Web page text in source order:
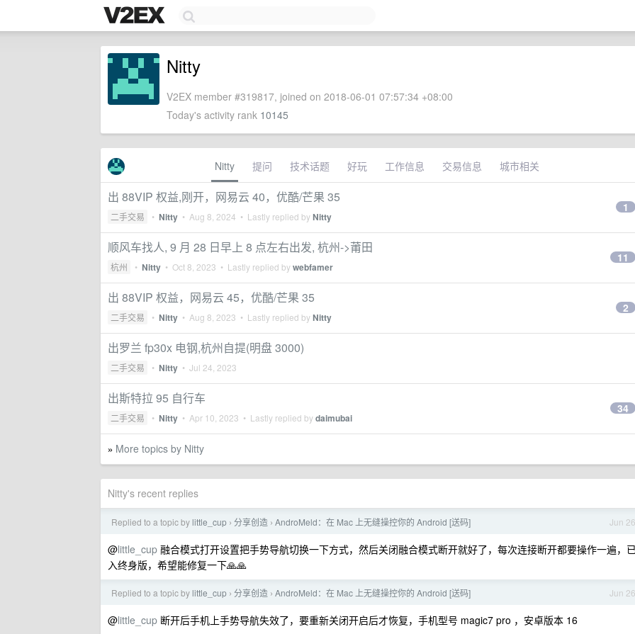
Nitty
V2EX member #319817, joined on 2018-06-01 07:57:34 +08:00
Today's activity rank 10145
Nitty 提问 技术话题 好玩 工作信息 交易信息 城市相关
出 88VIP 权益,刚开，网易云 40，优酷/芒果 35
二手交易 • Nitty • Aug 8, 2024 • Lastly replied byNitty
1
顺风车找人, 9 月 28 日早上 8 点左右出发, 杭州->莆田
杭州 • Nitty • Oct 8, 2023 • Lastly replied bywebfamer
11
出 88VIP 权益，网易云 45，优酷/芒果 35
二手交易 • Nitty • Aug 8, 2023 • Lastly replied byNitty
2
出罗兰 fp30x 电钢,杭州自提(明盘 3000)
二手交易 • Nitty • Jul 24, 2023
出斯特拉 95 自行车
二手交易 • Nitty • Apr 10, 2023 • Lastly replied bydaimubai
34
» More topics by Nitty
Nitty's recent replies
Jun 26
Replied to a topic by little_cup › 分享创造 › AndroMeld：在 Mac 上无缝操控你的 Android [送码]
@little_cup 融合模式打开设置把手势导航切换一下方式，然后关闭融合模式断开就好了，每次连接断开都要操作一遍，
入终身版，希望能修复一下🙏🙏
Jun 26
Replied to a topic by little_cup › 分享创造 › AndroMeld：在 Mac 上无缝操控你的 Android [送码]
@little_cup 断开后手机上手势导航失效了，要重新关闭开启后才恢复，手机型号 magic7 pro ，安卓版本 16